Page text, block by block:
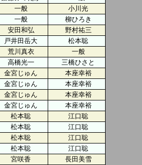
一般
小川光
一般
柳ひろき
安田和弘
野村祐三
戸井田岳大
松本聡
荒川真衣
一般
高橋光一
三橋ひさと
金宮じゅん
本座幸裕
金宮じゅん
本座幸裕
金宮じゅん
本座幸裕
金宮じゅん
本座幸裕
松本聡
江口聡
松本聡
江口聡
松本聡
江口聡
松本聡
江口聡
宮咲香
長田美雪